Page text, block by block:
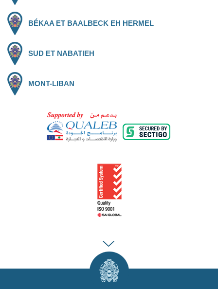
BÉKAA ET BAALBECK EH HERMEL
SUD ET NABATIEH
MONT-LIBAN